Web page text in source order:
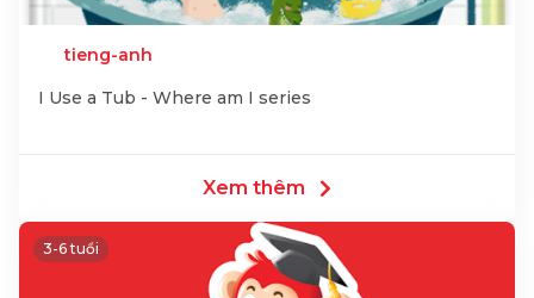
tieng-anh
I Use a Tub - Where am I series
Xem thêm
3-6 tuổi